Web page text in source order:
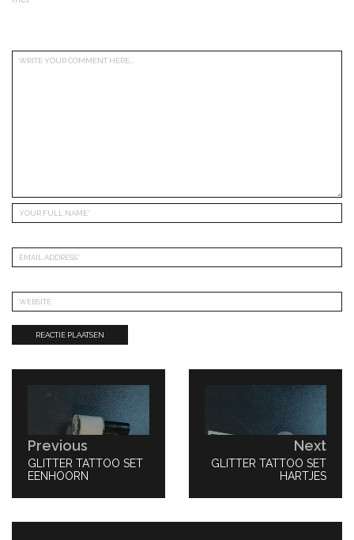
navigatie
Previous
PREVIOUS
POST:
GLITTER TATTOO SET
EENHOORN
Next
NEXT
GLITTER TATTOO SET
HARTJES